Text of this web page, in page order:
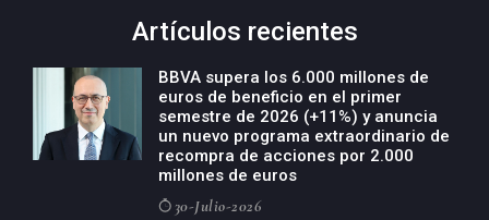
Artículos recientes
BBVA supera los 6.000 millones de
euros de beneficio en el primer
semestre de 2026 (+11%) y anuncia
un nuevo programa extraordinario de
recompra de acciones por 2.000
millones de euros
30-Julio-2026